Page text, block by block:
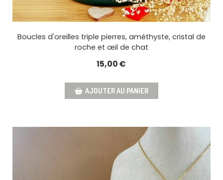
Boucles d'oreilles triple pierres, améthyste, cristal de
roche et œil de chat
15,00€
AJOUTER AU PANIER